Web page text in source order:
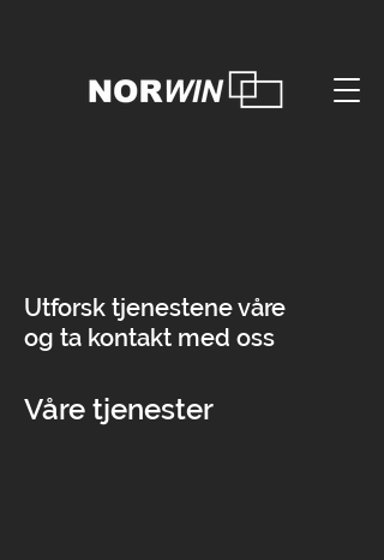
Utforsk tjenestene våre
og ta kontakt med oss
Våre tjenester